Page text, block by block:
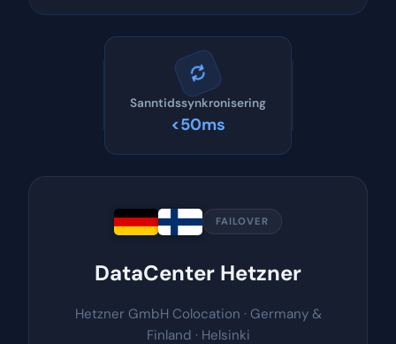
Sanntidssynkronisering
<50ms
FAILOVER
DataCenter Hetzner
Hetzner GmbH Colocation · Germany &
Finland · Helsinki